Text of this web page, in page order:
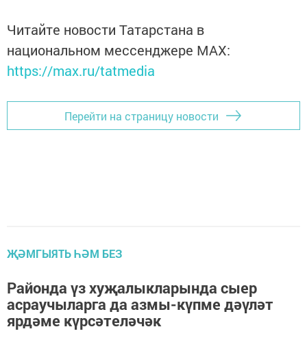
Читайте новости Татарстана в
национальном мессенджере MАХ:
https://max.ru/tatmedia
Перейти на страницу новости
ҖӘМГЫЯТЬ ҺӘМ БЕЗ
Районда үз хуҗалыкларында сыер
асраучыларга да азмы-күпме дәүләт
ярдәме күрсәтеләчәк